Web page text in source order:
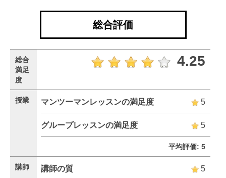
総合評価
総合
満足
度
4.25
授業 マンツーマンレッスンの満足度 5
グループレッスンの満足度 5
平均評価: 5
講師 講師の質 5